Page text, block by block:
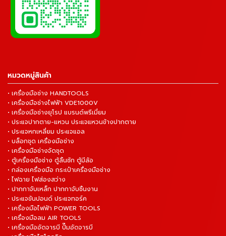
หมวดหมู่สินค้า
• เครื่องมือช่าง HANDTOOLS
• เครื่องมือช่างไฟฟ้า VDE1000V
• เครื่องมือช่างยุโรป แบรนด์พรีเมี่ยม
• ประแจปากตาย-แหวน ประแจแหวนข้างปากตาย
• ประแจหกเหลี่ยม ประแจแอล
• บล็อกชุด เครื่องมือช่าง
• เครื่องมือช่างจัดชุด
• ตู้เครื่องมือช่าง ตู้ลิ้นชัก ตู้มีล้อ
• กล่องเครื่องมือ กระเป๋าเครื่องมือช่าง
• ไฟฉาย ไฟส่องสว่าง
• ปากกาจับเหล็ก ปากกาจับชิ้นงาน
• ประแจขันปอนด์ ประแจทอร์ค
• เครื่องมือไฟฟ้า POWER TOOLS
• เครื่องมือลม AIR TOOLS
• เครื่องมืออัดจารบี ปั๊มอัดจารบี